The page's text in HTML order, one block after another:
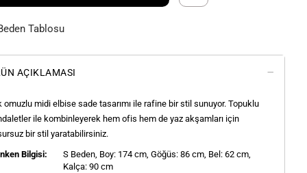
Tablosu
AÇIKLAMASI
omuzlu midi elbise sade tasarımı ile rafine bir stil sunuyor. Topuklu
ile kombinleyerek hem ofis hem de yaz akşamları için
bir stil yaratabilirsiniz.
Bilgisi:
S Beden, Boy: 174 cm, Göğüs: 86 cm, Bel: 62 cm,
Kalça: 90 cm